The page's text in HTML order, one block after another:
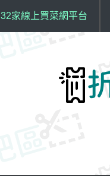
32家線上買菜網平台